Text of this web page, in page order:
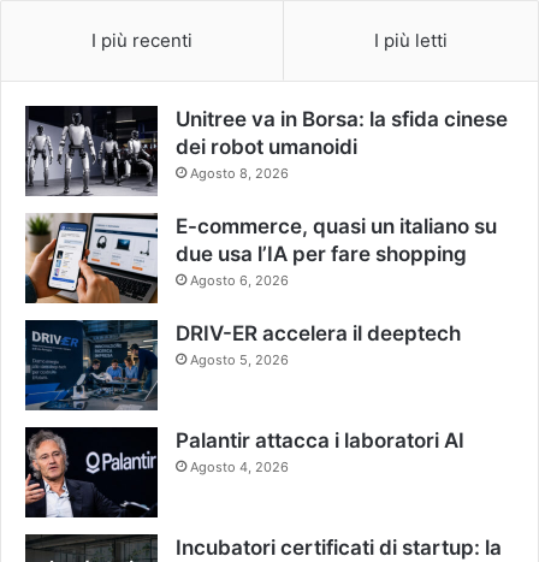
I più recenti I più letti
Unitree va in Borsa: la sfida cinese
dei robot umanoidi
Agosto 8, 2026
E-commerce, quasi un italiano su
due usa l’IA per fare shopping
Agosto 6, 2026
DRIV-ER accelera il deeptech
Agosto 5, 2026
Palantir attacca i laboratori AI
Agosto 4, 2026
Incubatori certificati di startup: la